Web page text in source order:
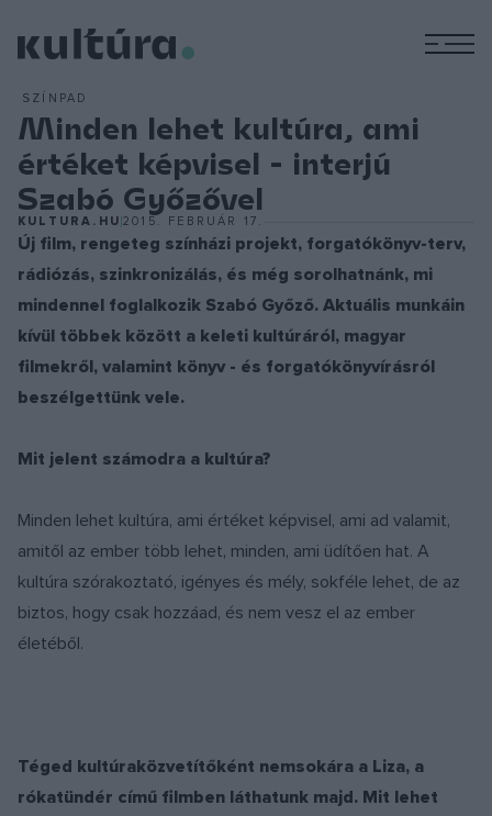
SZÍNPAD
Minden lehet kultúra, ami
értéket képvisel - interjú
Szabó Győzővel
KULTURA.HU 2015. FEBRUÁR 17.
Új film, rengeteg színházi projekt, forgatókönyv-terv,
rádiózás, szinkronizálás, és még sorolhatnánk, mi
mindennel foglalkozik Szabó Győző. Aktuális munkáin
kívül többek között a keleti kultúráról, magyar
filmekről, valamint könyv - és forgatókönyvírásról
beszélgettünk vele.
Mit jelent számodra a kultúra?
Minden lehet kultúra, ami értéket képvisel, ami ad valamit,
amitől az ember több lehet, minden, ami üdítően hat. A
kultúra szórakoztató, igényes és mély, sokféle lehet, de az
biztos, hogy csak hozzáad, és nem vesz el az ember
életéből.
Téged kultúraközvetítőként nemsokára a Liza, a
rókatündér című filmben láthatunk majd. Mit lehet